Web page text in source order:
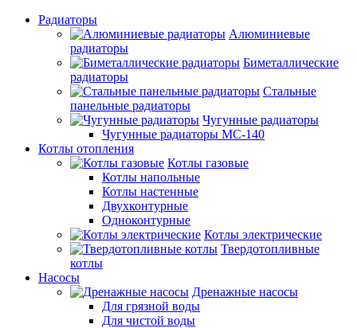
Радиаторы
Алюминиевые
радиаторы
Биметаллические
радиаторы
Стальные
панельные радиаторы
Чугунные радиаторы
Чугунные радиаторы МС-140
Котлы отопления
Котлы газовые
Котлы напольные
Котлы настенные
Двухконтурные
Одноконтурные
Котлы электрические
Твердотопливные
котлы
Насосы
Дренажные насосы
Для грязной воды
Для чистой воды